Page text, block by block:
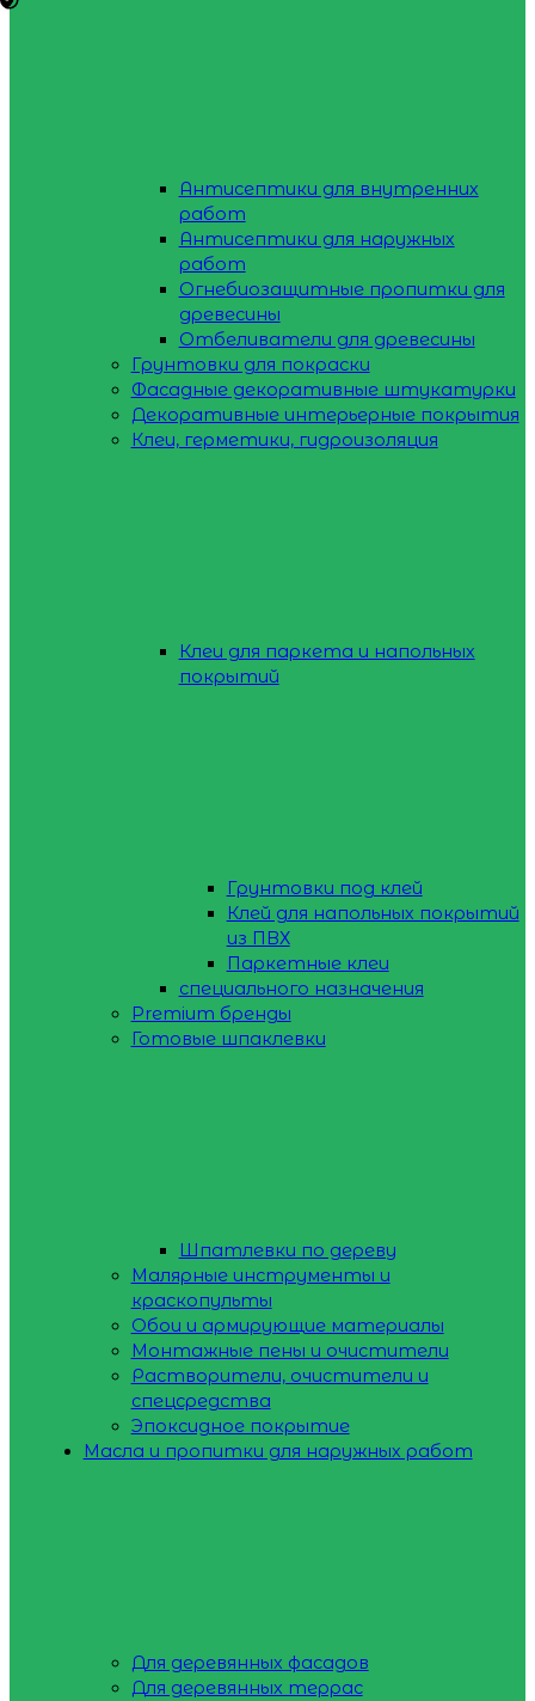
Антисептики для внутренних
работ
Антисептики для наружных
работ
Огнебиозащитные пропитки для
древесины
Отбеливатели для древесины
Грунтовки для покраски
Фасадные декоративные штукатурки
Декоративные интерьерные покрытия
Клеи, герметики, гидроизоляция
Клеи для паркета и напольных
покрытий
Грунтовки под клей
Клей для напольных покрытий
из ПВХ
Паркетные клеи
специального назначения
Premium бренды
Готовые шпаклевки
Шпатлевки по дереву
Малярные инструменты и
краскопульты
Обои и армирующие материалы
Монтажные пены и очистители
Растворители, очистители и
спецсредства
Эпоксидное покрытие
Масла и пропитки для наружных работ
Для деревянных фасадов
Для деревянных террас